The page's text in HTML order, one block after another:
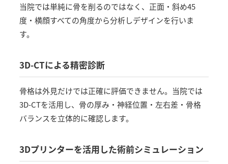
当院では単純に骨を削るのではなく、正面・斜め45
度・横顔すべての角度から分析しデザインを行いま
す。
3D-CTによる精密診断
骨格は外見だけでは正確に評価できません。当院では
3D-CTを活用し、骨の厚み・神経位置・左右差・骨格
バランスを立体的に確認します。
3Dプリンターを活用した術前シミュレーション